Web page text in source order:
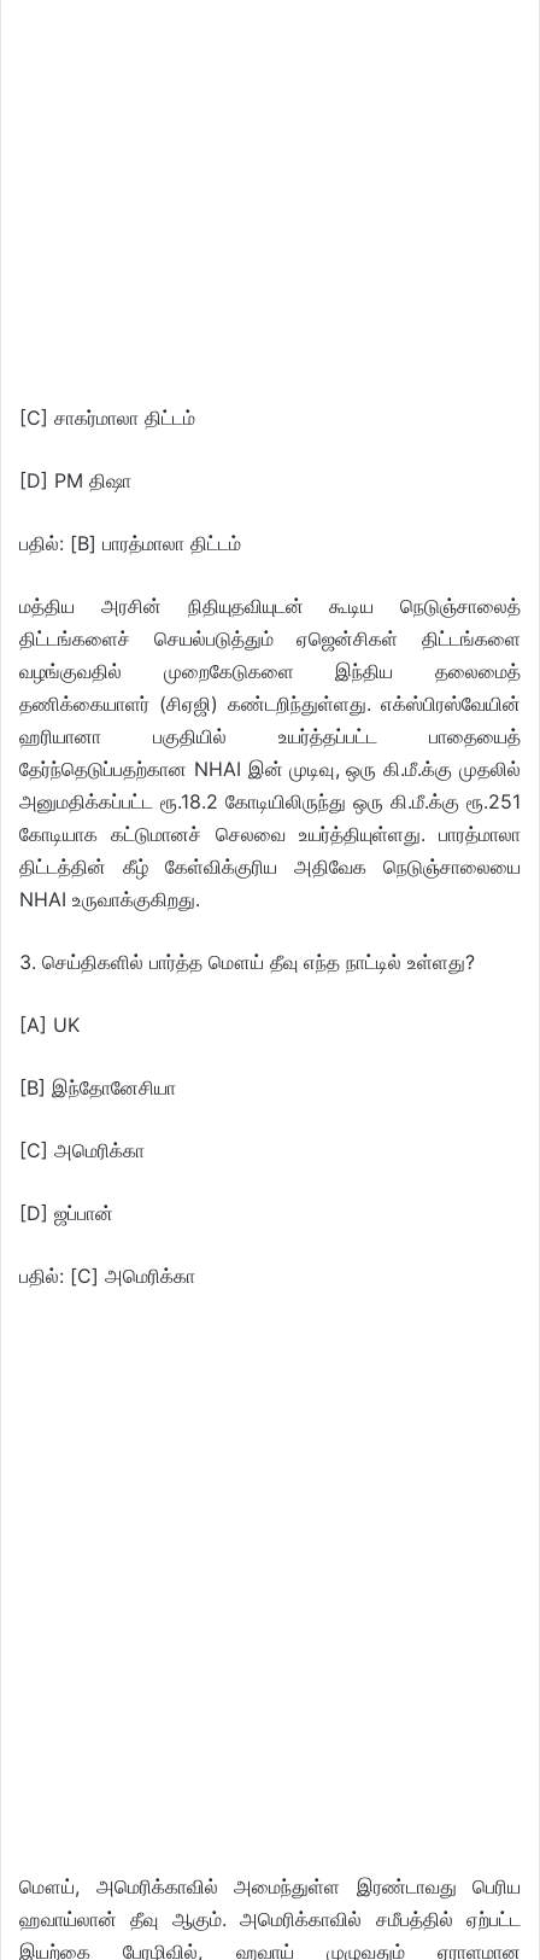
[C] சாகர்மாலா திட்டம்
[D] PM திஷா
பதில்: [B] பாரத்மாலா திட்டம்
மத்திய அரசின் நிதியுதவியுடன் கூடிய நெடுஞ்சாலைத்
திட்டங்களைச் செயல்படுத்தும் ஏஜென்சிகள் திட்டங்களை
வழங்குவதில் முறைகேடுகளை இந்திய தலைமைத்
தணிக்கையாளர் (சிஏஜி) கண்டறிந்துள்ளது. எக்ஸ்பிரஸ்வேயின்
ஹரியானா பகுதியில் உயர்த்தப்பட்ட பாதையைத்
தேர்ந்தெடுப்பதற்கான NHAI இன் முடிவு, ஒரு கி.மீ.க்கு முதலில்
அனுமதிக்கப்பட்ட ரூ.18.2 கோடியிலிருந்து ஒரு கி.மீ.க்கு ரூ.251
கோடியாக கட்டுமானச் செலவை உயர்த்தியுள்ளது. பாரத்மாலா
திட்டத்தின் கீழ் கேள்விக்குரிய அதிவேக நெடுஞ்சாலையை
NHAI உருவாக்குகிறது.
3. செய்திகளில் பார்த்த மௌய் தீவு எந்த நாட்டில் உள்ளது?
[A] UK
[B] இந்தோனேசியா
[C] அமெரிக்கா
[D] ஜப்பான்
பதில்: [C] அமெரிக்கா
மௌய், அமெரிக்காவில் அமைந்துள்ள இரண்டாவது பெரிய
ஹவாய்லான் தீவு ஆகும். அமெரிக்காவில் சமீபத்தில் ஏற்பட்ட
இயற்கை பேரழிவில், ஹவாய் முழுவதும் ஏராளமான